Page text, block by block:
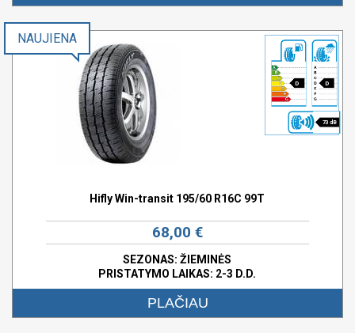
D D
73 dB
NAUJIENA
Hifly Win-transit 195/60 R16C 99T
68,00 €
SEZONAS: ŽIEMINĖS
PRISTATYMO LAIKAS: 2-3 D.D.
PLAČIAU